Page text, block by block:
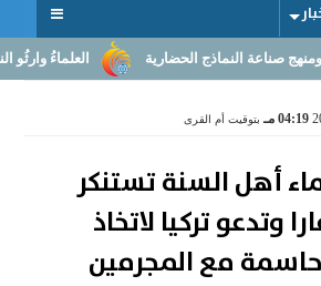
العلماءُ وارثُو النبوّة: النماذج الحضارية
04:19 مـ بتوقيت أم القرى
أهل السنة تستنكر
وتدعو تركيا لاتخاذ
حاسمة مع المجرمين